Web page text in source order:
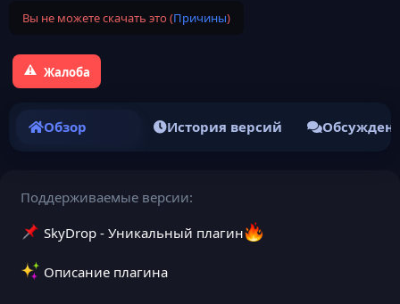
Вы не можете скачать это (Причины)
Жалоба
Обзор История версий
Поддерживаемые версии
SkyDrop - Уникальный плагин
Описание плагина